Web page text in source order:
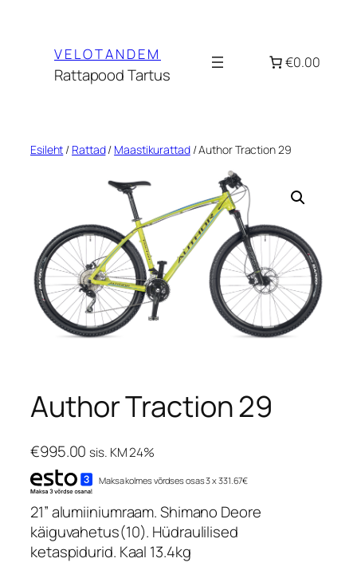
VELOTANDEM
Rattapood Tartus
€0.00
Esileht / Rattad/ Maastikurattad/ Author Traction 29
Author Traction 29
€995.00 sis. KM 24%
Maksa kolmes võrdses osas 3 x 331.67€
21” alumiiniumraam. Shimano Deore
käiguvahetus(10). Hüdraulilised
ketaspidurid. Kaal 13.4kg